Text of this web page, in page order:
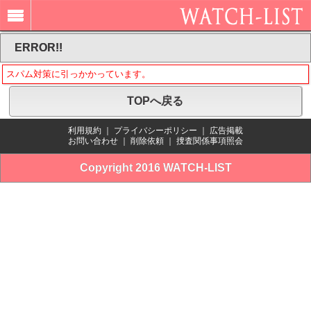
ERROR!!
スパム対策に引っかかっています。
TOPへ戻る
利用規約 プライバシーポリシー
広告掲載
お問い合わせ
削除依頼 捜査関係事項照会
Copyright 2016 WATCH-LIST